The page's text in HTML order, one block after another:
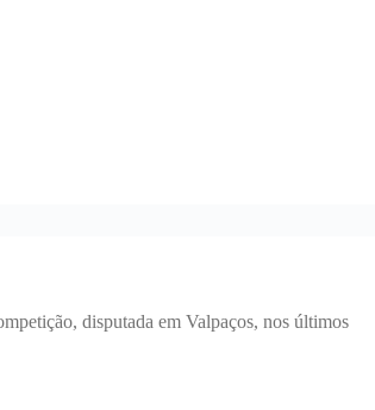
disputada em Valpaços, nos últimos